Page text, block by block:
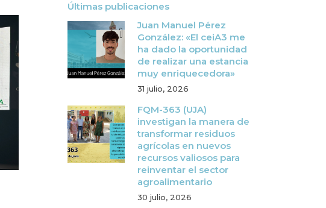
Últimas publicaciones
Juan Manuel Pérez
González: «El ceiA3 me
ha dado la oportunidad
de realizar una estancia
muy enriquecedora»
31 julio, 2026
FQM-363 (UJA)
investigan la manera de
transformar residuos
agrícolas en nuevos
recursos valiosos para
reinventar el sector
agroalimentario
30 julio, 2026